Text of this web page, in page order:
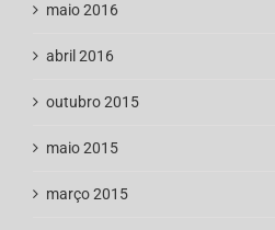
maio 2016
abril 2016
outubro 2015
maio 2015
março 2015